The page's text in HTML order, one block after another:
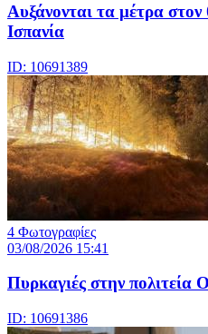
Αυξάνονται τα μέτρα
Ισπανία
ID: 10691389
4 Φωτογραφίες
03/08/2026 15:41
Πυρκαγιές στην
ID: 10691386